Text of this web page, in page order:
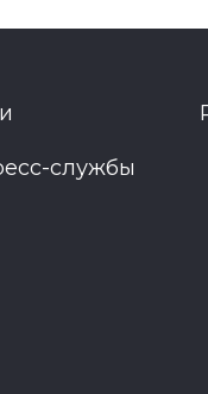
службы